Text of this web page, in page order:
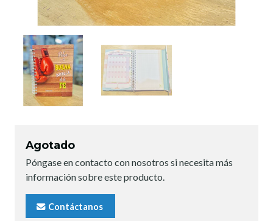
Agotado
Póngase en contacto con nosotros si necesita más
información sobre este producto.
Contáctanos